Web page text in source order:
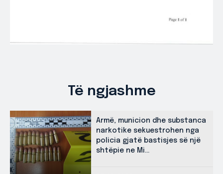
Të ngjashme
Armë, municion dhe substanca
narkotike sekuestrohen nga
policia gjatë bastisjes së një
shtëpie ne Mi...